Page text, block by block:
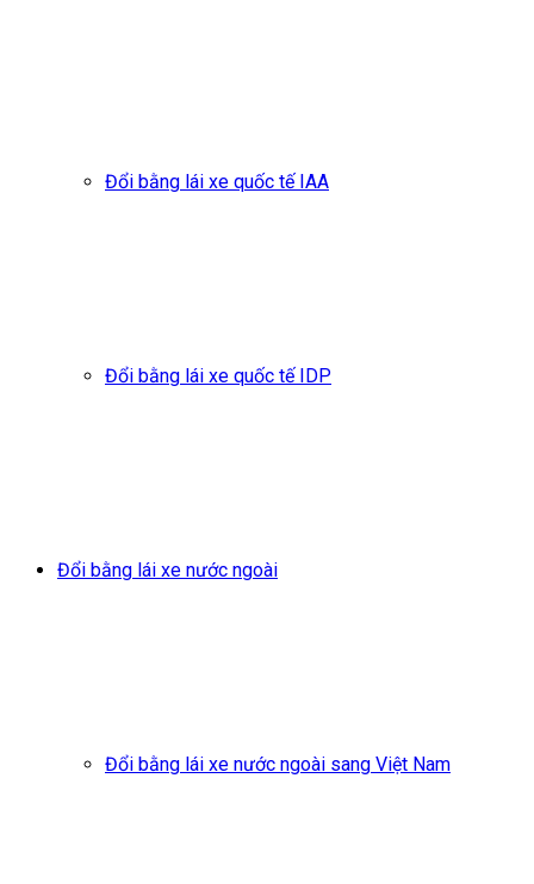
Đổi bằng lái xe quốc tế IAA
Đổi bằng lái xe quốc tế IDP
Đổi bằng lái xe nước ngoài
Đổi bằng lái xe nước ngoài sang Việt Nam